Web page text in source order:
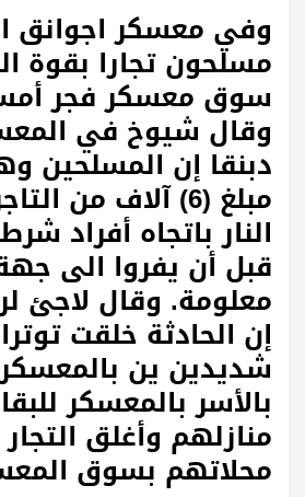
وفي معسكر اجوانق
مسلحون تجارا بقوة
سوق معسكر فجر
وقال شيوخ في
مبلغ (6) آلاف من
النار باتجاه أفراد
قبل أن يفروا الى
معلومة. وقال لاجئ
إن الحادثة خلقت
شديدين ين
بالأسر بالمعسكر
منازلهم وأغلق
محلاتهم بسوق